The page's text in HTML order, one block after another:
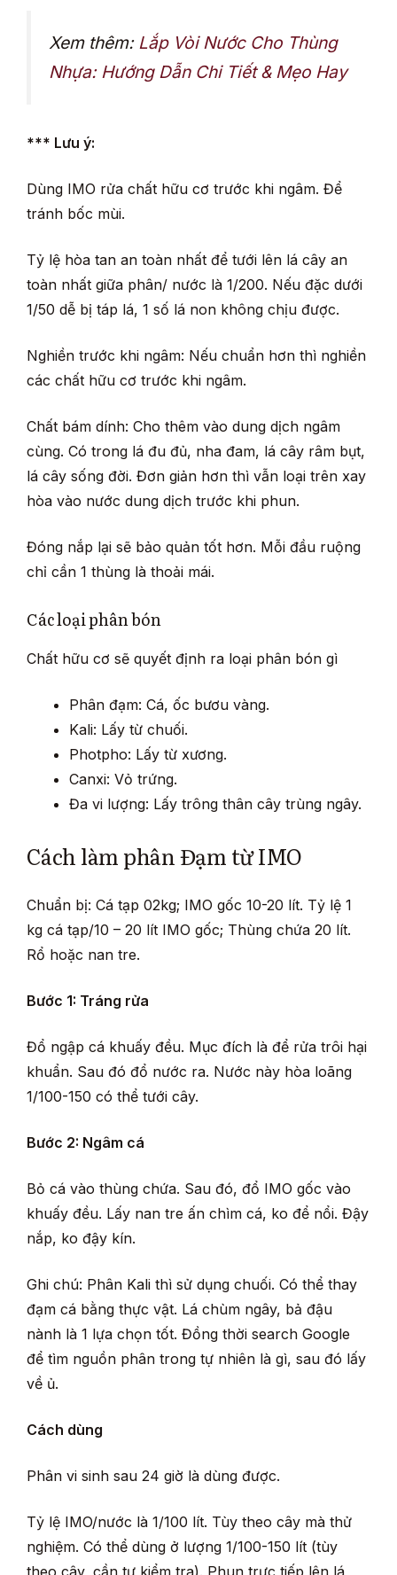
Xem thêm: Lắp Vòi Nước Cho Thùng
Nhựa: Hướng Dẫn Chi Tiết & Mẹo Hay
*** Lưu ý:
Dùng IMO rửa chất hữu cơ trước khi ngâm. Để
tránh bốc mùi.
Tỷ lệ hòa tan an toàn nhất để tưới lên lá cây an
toàn nhất giữa phân/ nước là 1/200. Nếu đặc dưới
1/50 dễ bị táp lá, 1 số lá non không chịu được.
Nghiền trước khi ngâm: Nếu chuẩn hơn thì nghiền
các chất hữu cơ trước khi ngâm.
Chất bám dính: Cho thêm vào dung dịch ngâm
cùng. Có trong lá đu đủ, nha đam, lá cây râm bụt,
lá cây sống đời. Đơn giản hơn thì vẫn loại trên xay
hòa vào nước dung dịch trước khi phun.
Đóng nắp lại sẽ bảo quản tốt hơn. Mỗi đầu ruộng
chỉ cần 1 thùng là thoải mái.
Các loại phân bón
Chất hữu cơ sẽ quyết định ra loại phân bón gì
Phân đạm: Cá, ốc bươu vàng.
Kali: Lấy từ chuối.
Photpho: Lấy từ xương.
Canxi: Vỏ trứng.
Đa vi lượng: Lấy trông thân cây trùng ngây.
Cách làm phân Đạm từ IMO
Chuẩn bị: Cá tạp 02kg; IMO gốc 10-20 lít. Tỷ lệ 1
kg cá tạp/10 – 20 lít IMO gốc; Thùng chứa 20 lít.
Rổ hoặc nan tre.
Bước 1: Tráng rửa
Đổ ngập cá khuấy đều. Mục đích là để rửa trôi hại
khuẩn. Sau đó đổ nước ra. Nước này hòa loãng
1/100-150 có thể tưới cây.
Bước 2: Ngâm cá
Bỏ cá vào thùng chứa. Sau đó, đổ IMO gốc vào
khuấy đều. Lấy nan tre ấn chìm cá, ko để nổi. Đậy
nắp, ko đậy kín.
Ghi chú: Phân Kali thì sử dụng chuối. Có thể thay
đạm cá bằng thực vật. Lá chùm ngây, bả đậu
nành là 1 lựa chọn tốt. Đồng thời search Google
để tìm nguồn phân trong tự nhiên là gì, sau đó lấy
về ủ.
Cách dùng
Phân vi sinh sau 24 giờ là dùng được.
Tỷ lệ IMO/nước là 1/100 lít. Tùy theo cây mà thử
nghiệm. Có thể dùng ở lượng 1/100-150 lít (tùy
theo cây, cần tự kiểm tra). Phun trực tiếp lên lá